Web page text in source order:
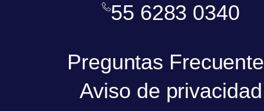
55 6283 0340
Preguntas
Aviso de privacidad